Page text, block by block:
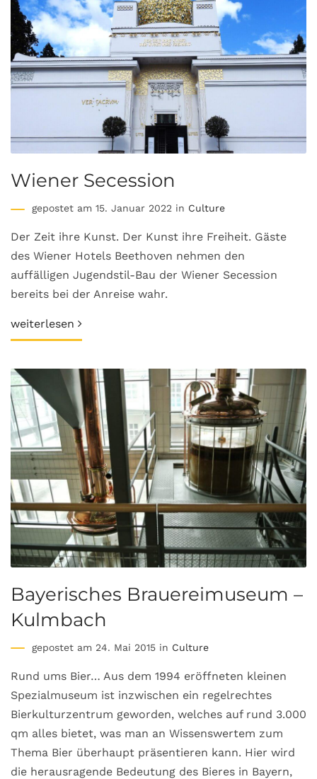
Wiener Secession
gepostet am 15. Januar 2022 in Culture
Der Zeit ihre Kunst. Der Kunst ihre Freiheit. Gäste
des Wiener Hotels Beethoven nehmen den
auffälligen Jugendstil-Bau der Wiener Secession
bereits bei der Anreise wahr.
weiterlesen
Bayerisches Brauereimuseum –
Kulmbach
gepostet am 24. Mai 2015 in Culture
Rund ums Bier… Aus dem 1994 eröffneten kleinen
Spezialmuseum ist inzwischen ein regelrechtes
Bierkulturzentrum geworden, welches auf rund 3.000
qm alles bietet, was man an Wissenswertem zum
Thema Bier überhaupt präsentieren kann. Hier wird
die herausragende Bedeutung des Bieres in Bayern,